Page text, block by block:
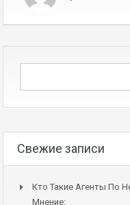
Свежие записи
Кто Такие Агенты По
Мнение: